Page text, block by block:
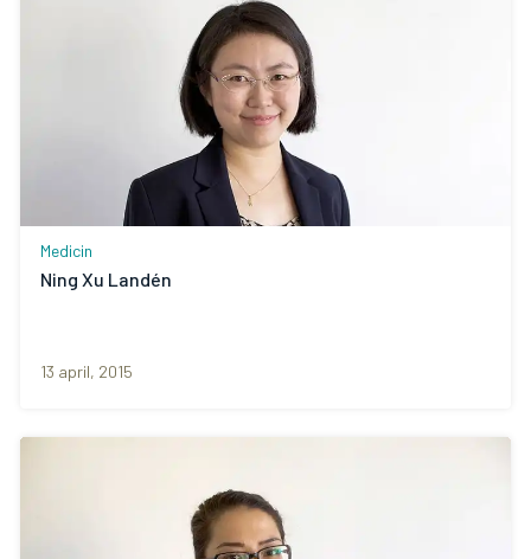
Medicin
Ning Xu Landén
13 april, 2015